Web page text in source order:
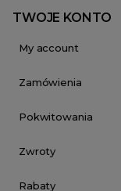
TWOJE KONTO
My account
Zamówienia
Pokwitowania
Zwroty
Rabaty